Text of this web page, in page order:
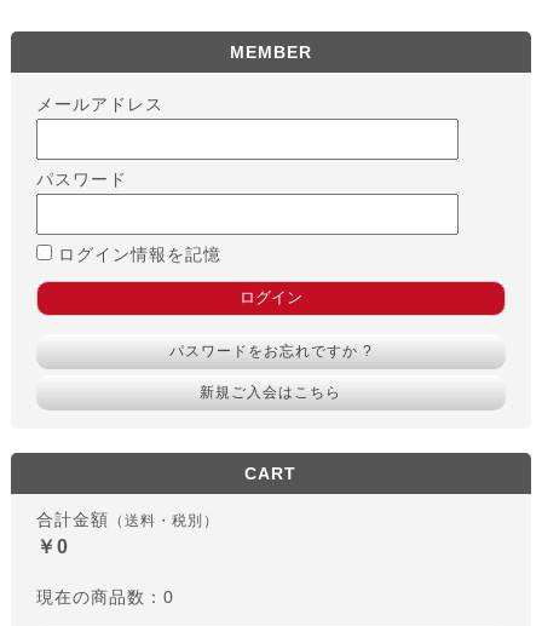
MEMBER
メールアドレス
パスワード
ログイン情報を記憶
パスワードをお忘れですか ?
新規ご入会はこちら
CART
合計金額 （送料・税別）
￥0
現在の商品数：0